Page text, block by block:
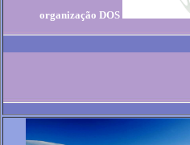
organização DOS